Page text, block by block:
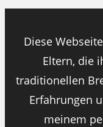
Diese
Eltern, die
traditionellen
Erfahrungen
meinem